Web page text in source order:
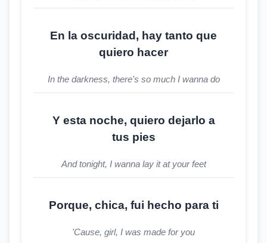
En la oscuridad, hay tanto que
quiero hacer
In the darkness, there's so much I wanna do
Y esta noche, quiero dejarlo a
tus pies
And tonight, I wanna lay it at your feet
Porque, chica, fui hecho para ti
'Cause, girl, I was made for you